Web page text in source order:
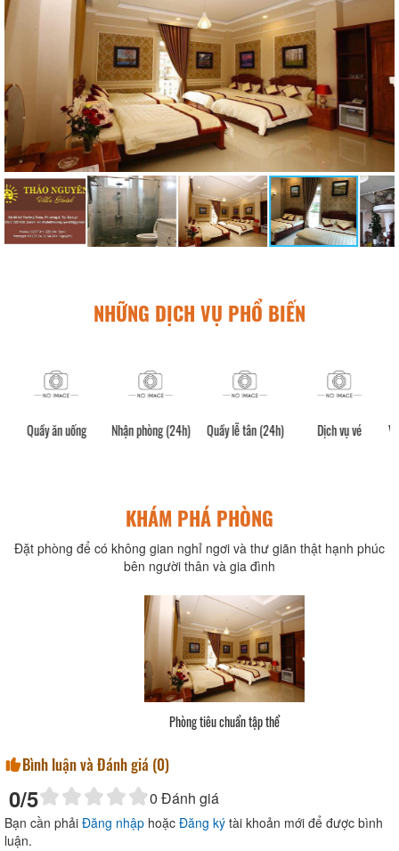
NHỮNG DỊCH VỤ PHỔ BIẾN
Nhận phòng (24h) Quầy lễ tân (24h) Dịch vụ vé Vật dụng nướng BBQ
KHÁM PHÁ PHÒNG
Đặt phòng để có không gian nghỉ ngơi và thư giãn thật hạnh phúc
bên người thân và gia đình
Bình luận và Đánh giá (0)
0/5 0 Đánh giá
Bạn cần phải Đăng nhập hoặc Đăng ký tài khoản mới để được bình
luận.